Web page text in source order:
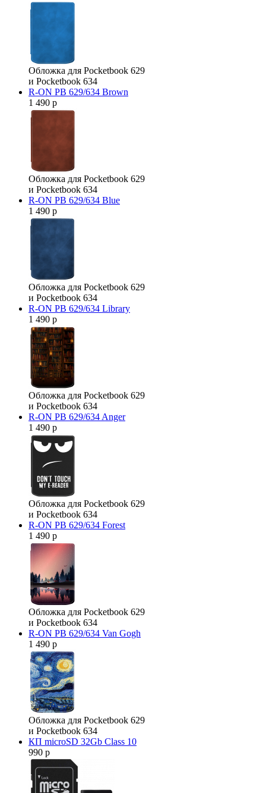
Обложка для Pocketbook 629
и Pocketbook 634
R-ON PB 629/634 Brown
1 490 р
Обложка для Pocketbook 629
и Pocketbook 634
R-ON PB 629/634 Blue
1 490 р
Обложка для Pocketbook 629
и Pocketbook 634
R-ON PB 629/634 Library
1 490 р
Обложка для Pocketbook 629
и Pocketbook 634
R-ON PB 629/634 Anger
1 490 р
Обложка для Pocketbook 629
и Pocketbook 634
R-ON PB 629/634 Forest
1 490 р
Обложка для Pocketbook 629
и Pocketbook 634
R-ON PB 629/634 Van Gogh
1 490 р
Обложка для Pocketbook 629
и Pocketbook 634
КП microSD 32Gb Class 10
990 р